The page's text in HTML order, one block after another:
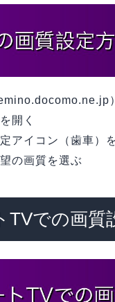
開く
アイコン（歯車）
の画質を選ぶ
TVでの画質